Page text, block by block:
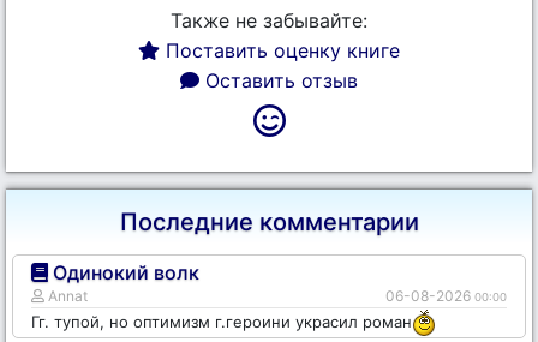
Также не забывайте:
Поставить оценку книге
Оставить отзыв
Последние комментарии
Одинокий волк
Annat 06-08-2026 00:00
Гг. тупой, но оптимизм г.героини украсил роман